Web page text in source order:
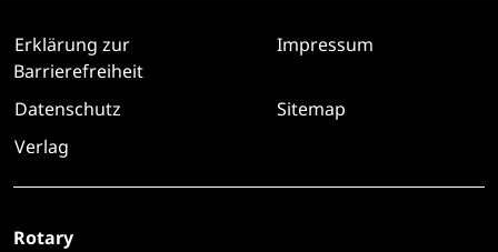
Erklärung zur
Barrierefreiheit
Impressum
Datenschutz
Sitemap
Verlag
Rotary